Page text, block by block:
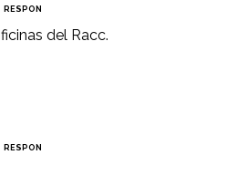
RESPON
del Racc.
RESPON